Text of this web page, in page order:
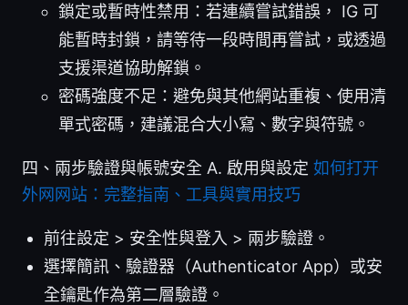
鎖定或暫時性禁用：若連續嘗試錯誤， IG 可
能暫時封鎖，請等待一段時間再嘗試，或透過
支援渠道協助解鎖。
密碼強度不足：避免與其他網站重複、使用清
單式密碼，建議混合大小寫、數字與符號。
四、兩步驗證與帳號安全 A. 啟用與設定 如何打开
外网网站：完整指南、工具與實用技巧
前往設定 > 安全性與登入 > 兩步驗證。
選擇簡訊、驗證器（Authenticator App）或安
全鑰匙作為第二層驗證。